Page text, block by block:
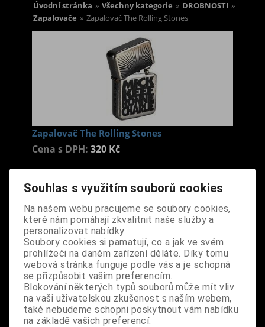
Úvodní stránka » Všechny kategorie » DROBNOSTI »
Zapalovače » Zapalovač The Rolling Stones
Zapalovač The Rolling Stones
Cena s DPH: 320 Kč
Dodání dny:skladem
ks
Koupit
Tabulky velikostí: zde
Výrobce: import UK
Katalogové číslo:DOWGZAPBPUS4734
Záruka (měsíců):24
Dotaz na výrobek
Tisk
materiál: kov (antický stříbrný povrch)
Souhlas s využitím souborů cookies
Na našem webu pracujeme se soubory cookies,
které nám pomáhají zkvalitnit naše služby a
personalizovat nabídky.
Soubory cookies si pamatují, co a jak ve svém
prohlížeči na daném zařízení děláte. Díky tomu
webová stránka funguje podle vás a je schopná
se přizpůsobit vašim preferencím.
Blokování některých typů souborů může mít vliv
na vaši uživatelskou zkušenost s naším webem,
také nebudeme schopni poskytnout vám nabídku
na základě vašich preferencí.